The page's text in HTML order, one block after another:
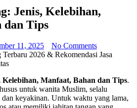
Jenis, Kelebihan,
dan Tips
11, 2025 No Comments
Kelebihan, Manfaat, Bahan dan Tips.
untuk wanita Muslim, selalu
keyakinan. Untuk waktu yang lama,